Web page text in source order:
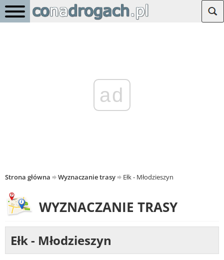
ad
Strona główna Wyznaczanie trasy Ełk - Młodzieszyn
WYZNACZANIE TRASY
Ełk - Młodzieszyn